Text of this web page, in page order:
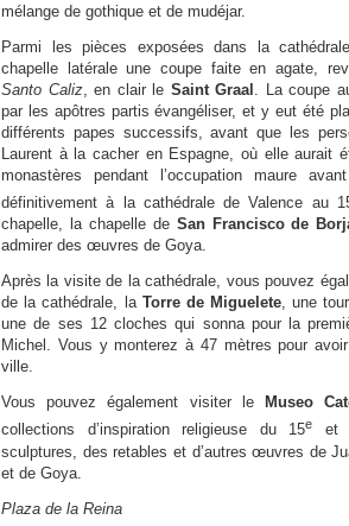
mélange de gothique et de mudéjar.
Parmi les pièces exposées dans la
chapelle latérale une coupe faite en agate,
Santo Caliz, en clair le Saint Graal . La coupe
par les apôtres partis évangéliser, et y eut été
différents papes successifs, avant que les
Laurent à la cacher en Espagne, où elle aurait
monastères pendant l’occupation maure
définitivement à la cathédrale de Valence au
chapelle, la chapelle de San Francisco de
admirer des œuvres de Goya.
Après la visite de la cathédrale, vous pouvez
de la cathédrale, la Torre de Miguelete, une
une de ses 12 cloches qui sonna pour la
Michel. Vous y monterez à 47 mètres pour
ville.
Vous pouvez également visiter le
Museo
collections d’inspiration religieuse du 15e
et
sculptures, des retables et d’autres œuvres de
et de Goya.
Plaza de la Reina